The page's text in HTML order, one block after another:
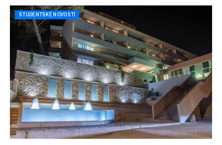
STUDENTSKE NOVOSTI